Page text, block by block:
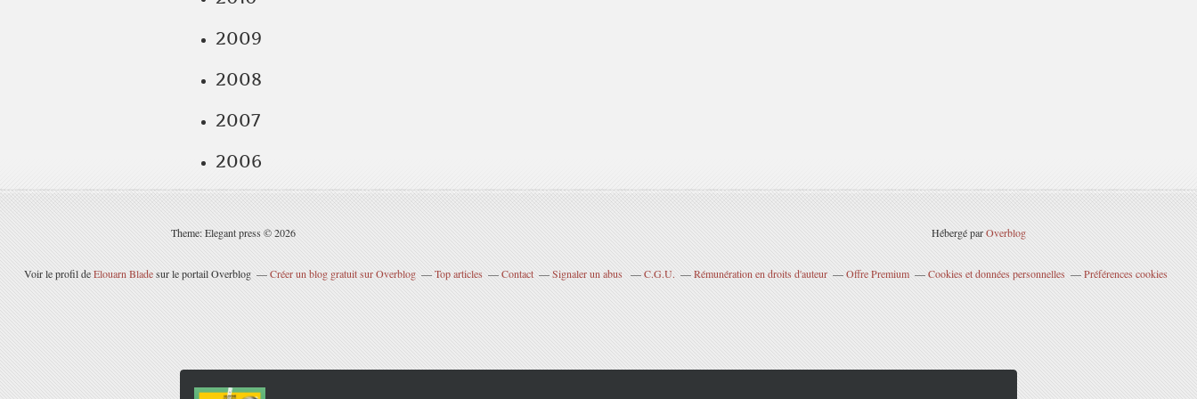
2009
2008
2007
2006
Theme: Elegant press © 2026 Hébergé parOverblog
Voir le profil deElouarn Bladesur le portail Overblog Créer un blog gratuit sur Overblog Top articles Contact Signaler un abus C.G.U. Rémunération en droits d'auteur Offre Premium Cookies et données personnelles Préférences cookies